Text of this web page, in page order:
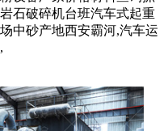
石破碎机台班汽车式起重
中砂产地西安霸河,汽车运